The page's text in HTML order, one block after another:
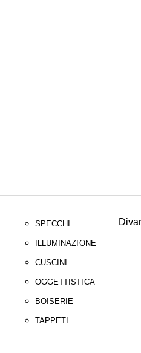
SPECCHI
ILLUMINAZIONE
CUSCINI
OGGETTISTICA
BOISERIE
TAPPETI